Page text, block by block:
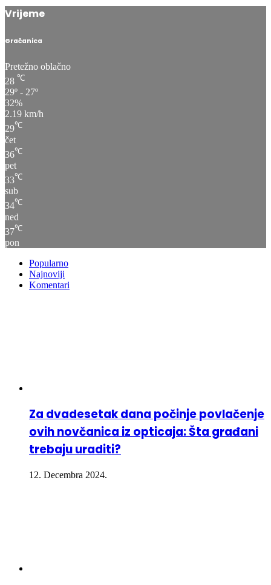
Vrijeme
Gračanica
Pretežno oblačno
28 ℃
29º - 27º
32%
2.19 km/h
29℃
čet
36℃
pet
33℃
sub
34℃
ned
37℃
pon
Popularno
Najnoviji
Komentari
Za dvadesetak dana počinje povlačenje
ovih novčanica iz opticaja: Šta građani
trebaju uraditi?
12. Decembra 2024.